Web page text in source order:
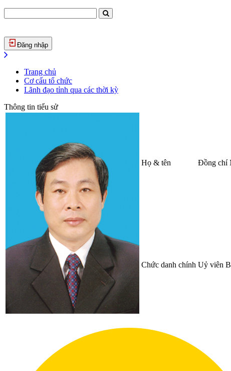
Đăng nhập
Trang chủ
Cơ cấu tổ chức
Lãnh đạo tỉnh qua các thời kỳ
Thông tin tiểu sử
Họ & tên Đồng chí
Chức danh chính Uỷ viên